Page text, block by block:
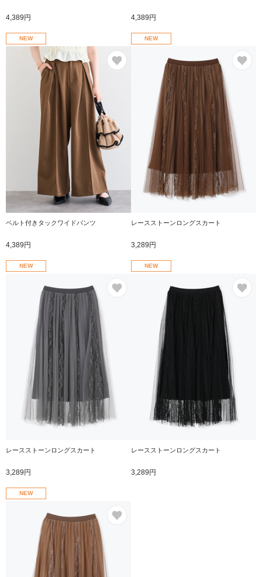
4,389円 4,389円
NEW
ベルト付きタックワイドパンツ
4,389円
NEW
レースストーンロングスカート
3,289円
NEW
レースストーンロングスカート
3,289円
NEW
レースストーンロングスカート
3,289円
NEW